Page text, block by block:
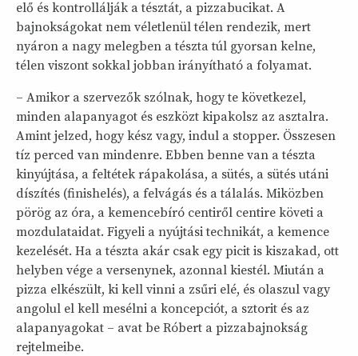
elő és kontrollálják a tésztát, a pizzabucikat. A
bajnokságokat nem véletlenül télen rendezik, mert
nyáron a nagy melegben a tészta túl gyorsan kelne,
télen viszont sokkal jobban irányítható a folyamat.
– Amikor a szervezők szólnak, hogy te következel,
minden alapanyagot és eszközt kipakolsz az asztalra.
Amint jelzed, hogy kész vagy, indul a stopper. Összesen
tíz perced van mindenre. Ebben benne van a tészta
kinyújtása, a feltétek rápakolása, a sütés, a sütés utáni
díszítés (finishelés), a felvágás és a tálalás. Miközben
pörög az óra, a kemencebíró centiről centire követi a
mozdulataidat. Figyeli a nyújtási technikát, a kemence
kezelését. Ha a tészta akár csak egy picit is kiszakad, ott
helyben vége a versenynek, azonnal kiestél. Miután a
pizza elkészült, ki kell vinni a zsűri elé, és olaszul vagy
angolul el kell mesélni a koncepciót, a sztorit és az
alapanyagokat – avat be Róbert a pizzabajnokság
rejtelmeibe.